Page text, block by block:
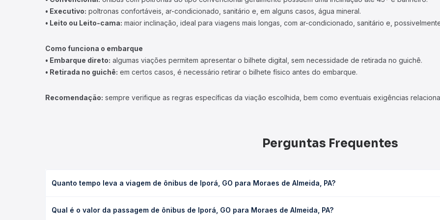
• Executivo: poltronas confortáveis, ar-condicionado, sanitário e, em alguns casos, água mineral.
• Leito ou Leito-cama: maior inclinação, ideal para viagens mais longas, com ar-condicionado, sanitário e,
Como funciona o embarque
• Embarque direto: algumas viações permitem apresentar o bilhete digital, sem necessidade de retirada no guichê.
• Retirada no guichê: em certos casos, é necessário retirar o bilhete físico antes do embarque.
Recomendação: sempre verifique as regras específicas da viação escolhida, bem como eventuais exigências
Perguntas Frequentes
Quanto tempo leva a viagem de ônibus de Iporá, GO para Moraes de Almeida, PA?
ou leito) e as condições de tráfego. Na Quero Passagem você consulta os horários disponíveis e vê a duração exata
Qual é o valor da passagem de ônibus de Iporá, GO para Moraes de Almeida, PA?